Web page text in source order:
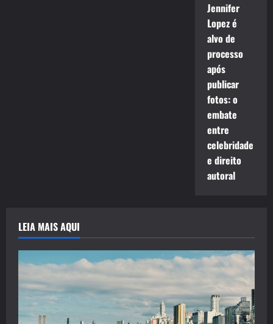
Jennifer
Lopez é
alvo de
processo
após
publicar
fotos: o
embate
entre
celebridade
e direito
autoral
LEIA MAIS AQUI